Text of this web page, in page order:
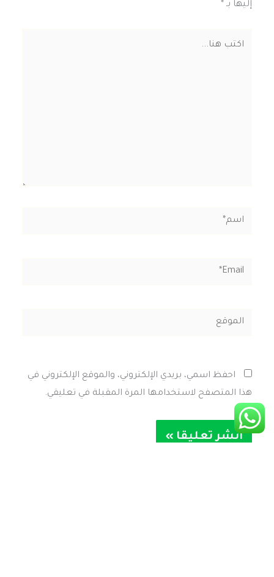
إليها بـ *
اسم*
Email*
الموقع
احفظ اسمي، بريدي الإلكتروني، والموقع الإلكتروني في
هذا المتصفح لاستخدامها المرة المقبلة في تعليقي.